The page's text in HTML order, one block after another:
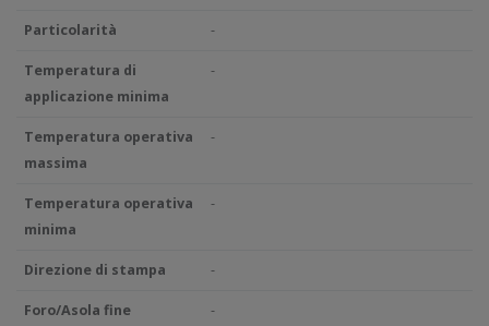
Particolarità -
Temperatura di
applicazione minima
-
Temperatura operativa
massima
-
Temperatura operativa
minima
-
Direzione di stampa -
Foro/Asola fine
-